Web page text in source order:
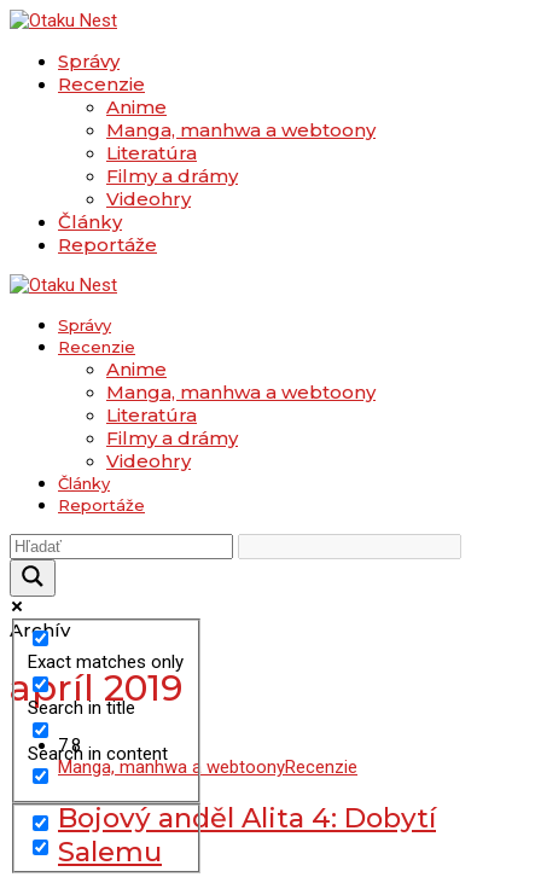
Správy
Recenzie
Anime
Manga, manhwa a webtoony
Literatúra
Filmy a drámy
Videohry
Články
Reportáže
Správy
Recenzie
Anime
Manga, manhwa a webtoony
Literatúra
Filmy a drámy
Videohry
Články
Reportáže
Exact matches only
Search in title
Search in content
Archív
apríl 2019
7.8
Manga, manhwa a webtoonyRecenzie
Bojový anděl Alita 4: Dobytí
Salemu